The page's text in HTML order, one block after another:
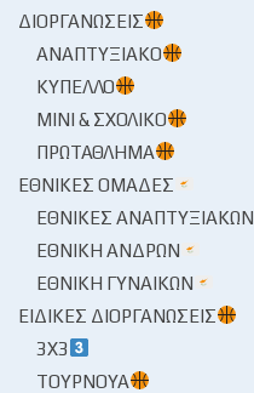
ΔΙΟΡΓΑΝΏΣΕΙΣ
ΑΝΑΠΤΥΞΙΑΚΌ
ΚΎΠΕΛΛΟ
ΜΊΝΙ & ΣΧΟΛΙΚΌ
ΠΡΩΤΆΘΛΗΜΑ
ΕΘΝΙΚΈΣ ΟΜΆΔΕΣ
ΕΘΝΙΚΈΣ ΑΝΑΠΤΥΞΙΑΚΏΝ
ΕΘΝΙΚΉ ΑΝΔΡΏΝ
ΕΘΝΙΚΉ ΓΥΝΑΙΚΏΝ
ΕΙΔΙΚΈΣ ΔΙΟΡΓΑΝΏΣΕΙΣ
3X3
ΤΟΥΡΝΟΥΆ